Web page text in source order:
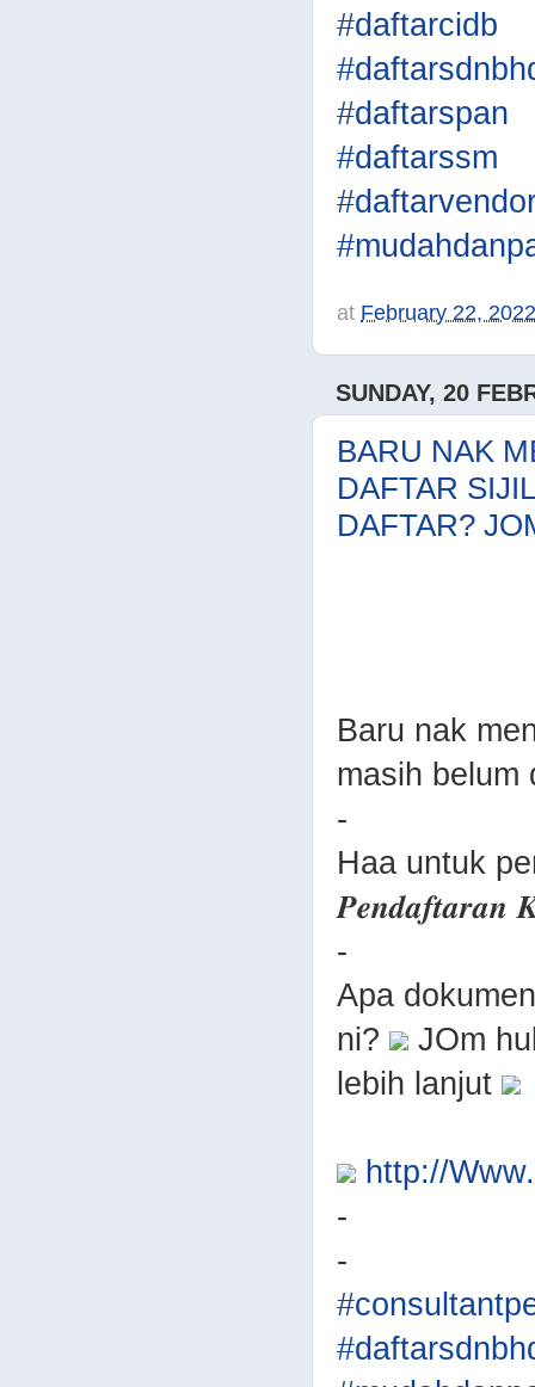
#daftarcidb
#daftarspan
#daftarssm
at February 22, 2022
SUNDAY, 20
BARU NAK
DAFTAR
DAFTAR?
Baru nak
masih
-
Haa untuk
𝑷𝒆𝒏𝒅𝒂𝒇𝒕𝒂𝒓𝒂𝒏
-
Apa
ni?
JOm
lebih lanjut
http://
-
-